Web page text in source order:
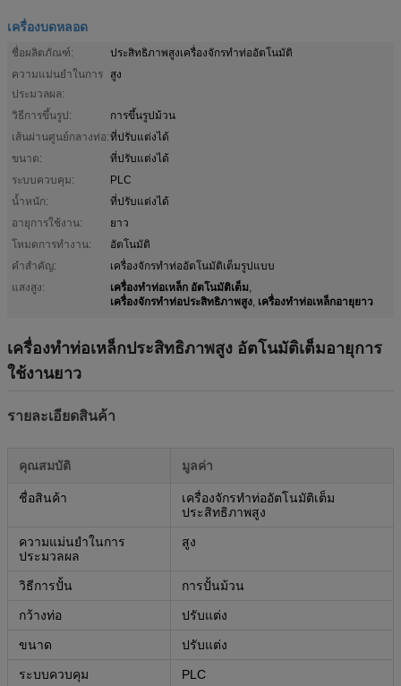
เครื่องบดหลอด
ชื่อผลิตภัณฑ์:
ประสิทธิภาพสูงเครื่องจักรทำท่ออัตโนมัติ
ความแม่นยำในการ
ประมวลผล:
สูง
วิธีการขึ้นรูป:
การขึ้นรูปม้วน
เส้นผ่านศูนย์กลางท่อ:ที่ปรับแต่งได้
ขนาด:
ที่ปรับแต่งได้
ระบบควบคุม:
PLC
น้ำหนัก:
ที่ปรับแต่งได้
อายุการใช้งาน:
ยาว
โหมดการทำงาน:
อัตโนมัติ
คำสำคัญ:
เครื่องจักรทำท่ออัตโนมัติเต็มรูปแบบ
แสงสูง:
เครื่องทําท่อเหล็ก อัตโนมัติเต็ม,
เครื่องจักรทําท่อประสิทธิภาพสูง, เครื่องทําท่อเหล็กอายุยาว
เครื่องทําท่อเหล็กประสิทธิภาพสูง อัตโนมัติเต็มอายุการ
ใช้งานยาว
รายละเอียดสินค้า
คุณสมบัติ มูลค่า
ชื่อสินค้า
เครื่องจักรทําท่ออัตโนมัติเต็ม
ประสิทธิภาพสูง
ความแม่นยําในการ
ประมวลผล
สูง
วิธีการปั้น การปั้นม้วน
กว้างท่อ ปรับแต่ง
ขนาด ปรับแต่ง
ระบบควบคุม PLC